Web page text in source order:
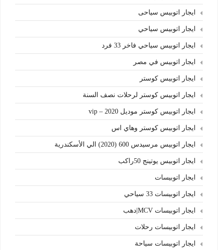
ايجار اتوبيس سياحى
ايجار اتوبيس سياحي
ايجار اتوبيس سياحي فاخر 33 فرد
ايجار اتوبيس في مصر
ايجار اتوبيس كوستر
ايجار اتوبيس كوستر لرحلات نصف السنة
ايجار اتوبيس كوستر موديل 2020 – vip
ايجار اتوبيس كوستر وهاي اس
ايجار اتوبيس مرسيدس 600 (2020) الي الأسكندرية
ايجار اتوبيس يوتينج 50راكب
ايجار اتوبيسات
ايجار اتوبيسات 33 سياحي
ايجار اتوبيسات MCV|دهب
ايجار اتوبيسات رحلات
ايجار اتوبيسات سياحة